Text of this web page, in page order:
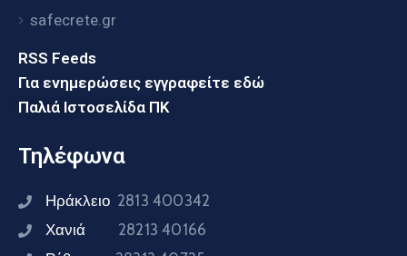
safecrete.gr
RSS Feeds
Για ενημερώσεις εγγραφείτε εδώ
Παλιά Ιστοσελίδα ΠΚ
Τηλέφωνα
Ηράκλειο 2813 400342
Χανιά 28213 40166